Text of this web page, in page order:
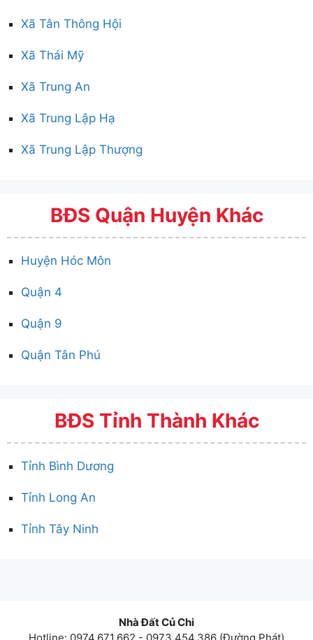
Xã Tân Thông Hội
Xã Thái Mỹ
Xã Trung An
Xã Trung Lập Hạ
Xã Trung Lập Thượng
BĐS Quận Huyện Khác
Huyện Hóc Môn
Quận 4
Quận 9
Quận Tân Phú
BĐS Tỉnh Thành Khác
Tỉnh Bình Dương
Tỉnh Long An
Tỉnh Tây Ninh
Nhà Đất Củ Chi